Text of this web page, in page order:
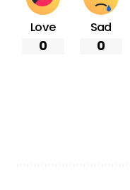
Love
0
Sad
0